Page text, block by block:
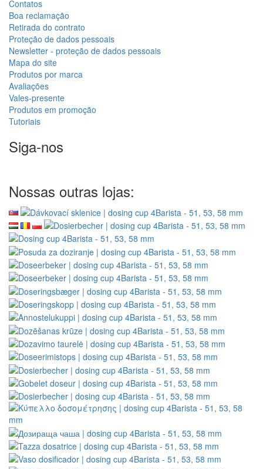
Contatos
Boa reclamação
Retirada do contrato
Proteção de dados pessoais
Newsletter - proteção de dados pessoais
Mapa do site
Produtos por marca
Avaliações
Vales-presente
Produtos em promoção
Tutoriais
Siga-nos
Nossas outras lojas: